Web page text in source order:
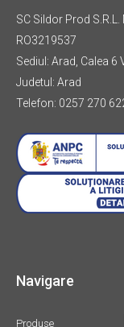
SC Sildor Prod
RO3219537
Sediul: Arad, Calea 6
Judetul: Arad
Telefon: 0257 270
Navigare
Produse